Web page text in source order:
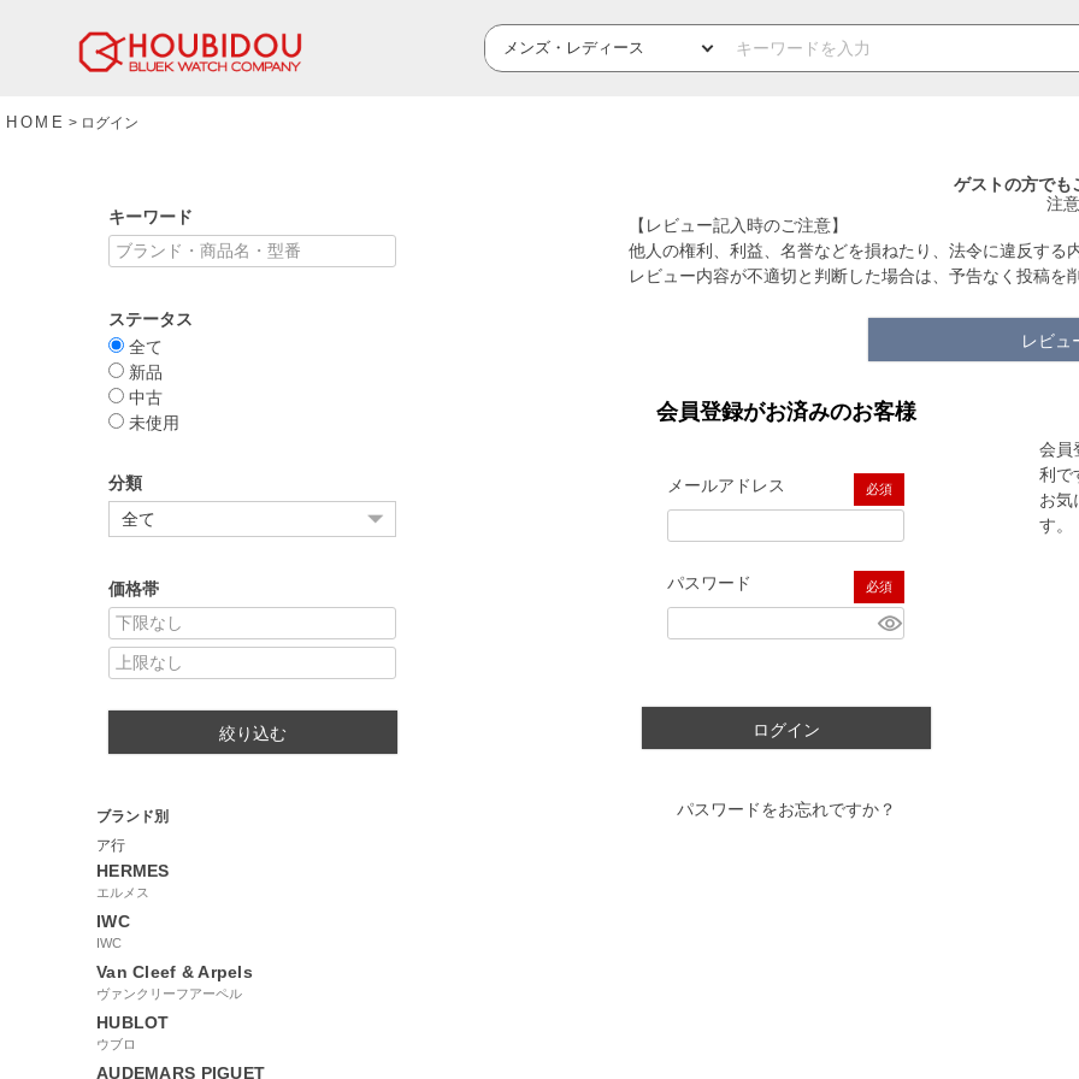
HOME ログイン
キーワード
ステータス
全て
新品
中古
未使用
分類
価格帯
絞り込む
ブランド別
ア行
HERMES
エルメス
IWC
IWC
Van Cleef & Arpels
ヴァンクリーフアーペル
HUBLOT
ウブロ
AUDEMARS PIGUET
ゲストの方でも
注
【レビュー記入時のご注意】
他人の権利、利益、名誉などを損ねたり、法令に違反す
レビュー内容が不適切と判断した場合は、予告なく投稿を
レビュ
会員登録がお済みのお客様
メールアドレス
(必須)
パスワード
(必須)
ログイン
パスワードをお忘れですか？
会員
利で
お気
す。